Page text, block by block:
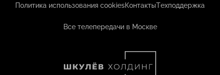
Политика использования cookiesКонтактыТехподдержка
Все телепередачи в Москве